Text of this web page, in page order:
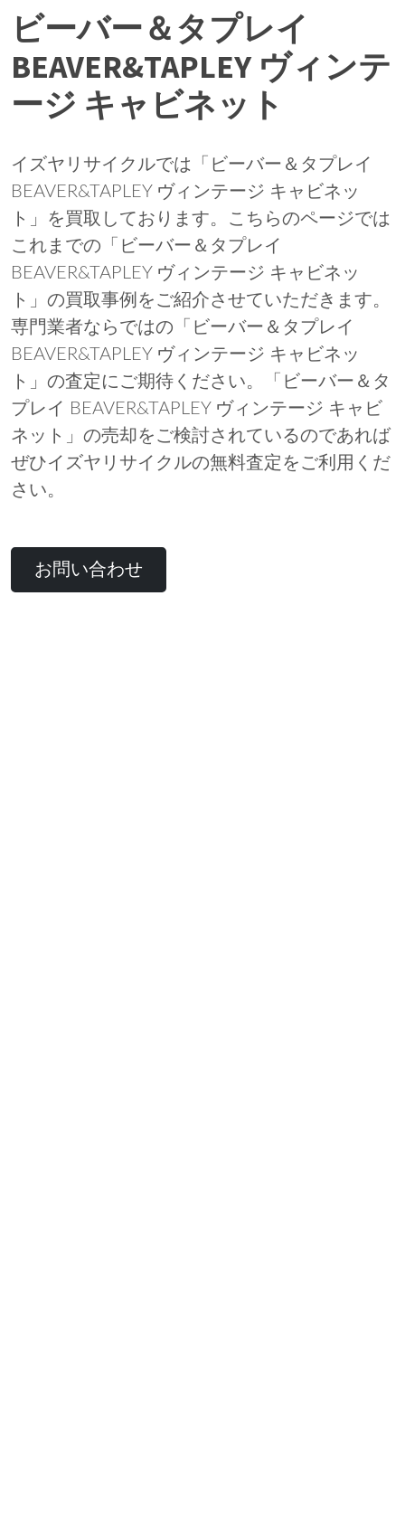
ビーバー＆タプレイ
BEAVER&TAPLEY ヴィンテ
ージ キャビネット
イズヤリサイクルでは「ビーバー＆タプレイ
BEAVER&TAPLEY ヴィンテージ キャビネッ
ト」を買取しております。こちらのページでは
これまでの「ビーバー＆タプレイ
BEAVER&TAPLEY ヴィンテージ キャビネッ
ト」の買取事例をご紹介させていただきます。
専門業者ならではの「ビーバー＆タプレイ
BEAVER&TAPLEY ヴィンテージ キャビネッ
ト」の査定にご期待ください。「ビーバー＆タ
プレイ BEAVER&TAPLEY ヴィンテージ キャビ
ネット」の売却をご検討されているのであれば
ぜひイズヤリサイクルの無料査定をご利用くだ
さい。
お問い合わせ